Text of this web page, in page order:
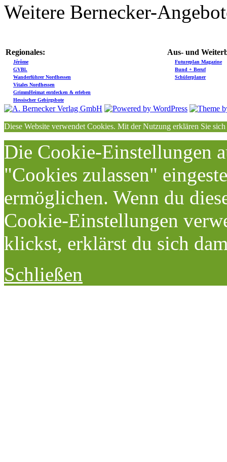
Weitere Bernecker-
Regionales: Aus- und
Jérôme
Futureplan Magazine
GVBl.
Bund + Beruf
Wanderführer Nordhessen
Schülerplaner
Vitales Nordhessen
GrimmHeimat entdecken & erleben
Hessischer Gebirgsbote
Diese Website verwendet Cookies. Mit der Nutzung erklären Sie
Die Cookie-Einstellungen
"Cookies zulassen"
ermöglichen. Wenn du
Cookie-Einstellungen
klickst, erklärst du sich
Schließen